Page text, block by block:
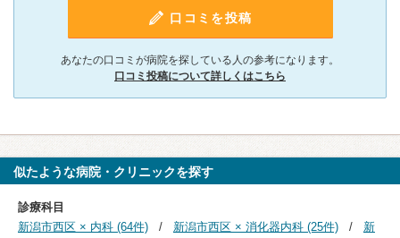
口コミを投稿
あなたの口コミが病院を探している人の参考になります。
口コミ投稿について詳しくはこちら
似たような病院・クリニックを探す
診療科目
新潟市西区 × 内科 (64件)
新潟市西区 × 消化器内科 (25件)
新